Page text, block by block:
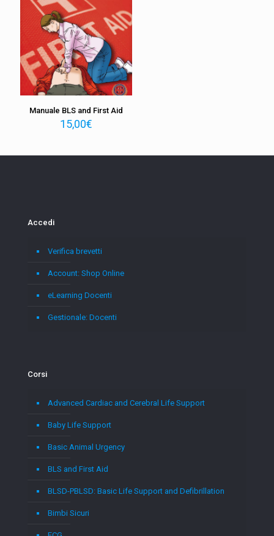
Manuale BLS and First Aid
15,00€
Accedi
Verifica brevetti
Account: Shop Online
eLearning Docenti
Gestionale: Docenti
Corsi
Advanced Cardiac and Cerebral Life Support
Baby Life Support
Basic Animal Urgency
BLS and First Aid
BLSD-PBLSD: Basic Life Support and Defibrillation
Bimbi Sicuri